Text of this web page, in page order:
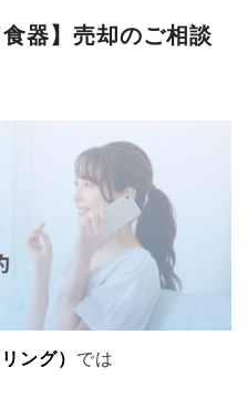
器】売却のご相談
ング） では